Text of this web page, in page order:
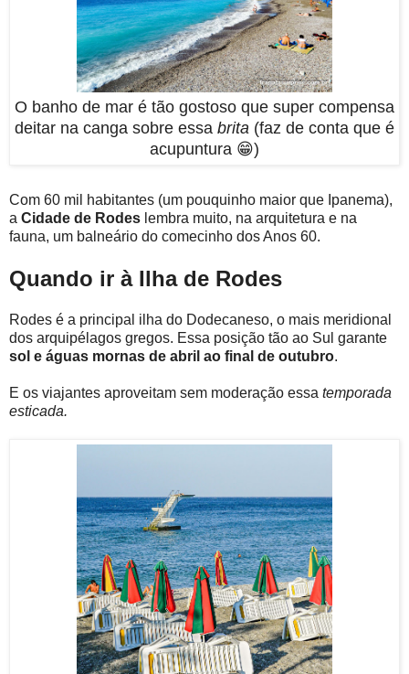
O banho de mar é tão gostoso que super compensa
deitar na canga sobre essa brita (faz de conta que é
acupuntura 😁)
Com 60 mil habitantes (um pouquinho maior que Ipanema),
a Cidade de Rodes lembra muito, na arquitetura e na
fauna, um balneário do comecinho dos Anos 60.
Quando ir à Ilha de Rodes
Rodes é a principal ilha do Dodecaneso, o mais meridional
dos arquipélagos gregos. Essa posição tão ao Sul garante
sol e águas mornas de abril ao final de outubro.
E os viajantes aproveitam sem moderação essa temporada
esticada.